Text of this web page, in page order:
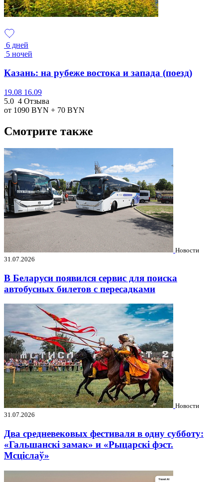
6 дней
5 ночей
Казань: на рубеже востока и запада (поезд)
19.08 16.09
5.0 4 Отзыва
от 1090 BYN + 70 BYN
Смотрите также
Новости
31.07.2026
В Беларуси появился сервис для поиска
автобусных билетов с пересадками
Новости
31.07.2026
Два средневековых фестиваля в одну субботу:
«Гальшанскі замак» и «Рыцарскі фэст.
Мсціслаў»